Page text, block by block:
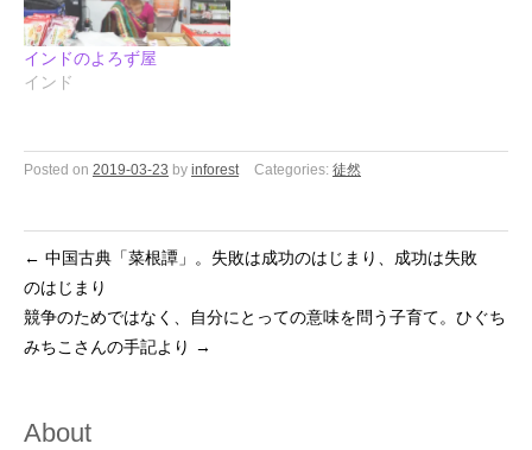
インドのよろず屋
インド
Posted on 2019-03-23 by inforest Categories: 徒然
← 中国古典「菜根譚」。失敗は成功のはじまり、成功は失敗
のはじまり
競争のためではなく、自分にとっての意味を問う子育て。ひぐち
みちこさんの手記より →
About